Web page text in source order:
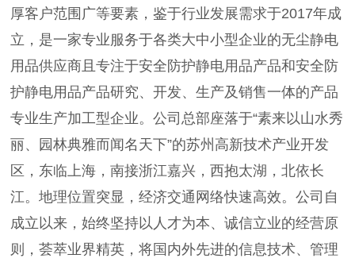
厚客户范围广等要素，鉴于行业发展需求于2017年成
立，是一家专业服务于各类大中小型企业的无尘静电
用品供应商且专注于安全防护静电用品产品和安全防
护静电用品产品研究、开发、生产及销售一体的产品
专业生产加工型企业。公司总部座落于“素来以山水秀
丽、园林典雅而闻名天下”的苏州高新技术产业开发
区，东临上海，南接浙江嘉兴，西抱太湖，北依长
江。地理位置突显，经济交通网络快速高效。公司自
成立以来，始终坚持以人才为本、诚信立业的经营原
则，荟萃业界精英，将国内外先进的信息技术、管理